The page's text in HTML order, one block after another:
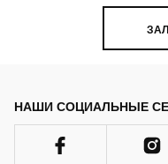
НАШИ СОЦИАЛЬНЫЕ